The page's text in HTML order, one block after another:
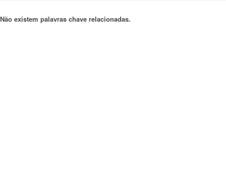
Não existem palavras chave relacionadas.